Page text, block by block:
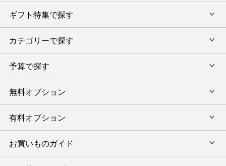
内祝い・お返し
結婚内祝い・引出物
出産内祝い・お返し
香典返し・法要引出物
新築内祝い・引越ご挨拶
入学内祝い
ギフト特集で探す
旅行カタログギフト
カタログギフトランキング
出産内祝 名入れ
今治タオル特集
カテゴリーで探す
カタログギフト
グルメ限定カタログギフト
グルメギフト
タオルギフト
予算で探す
カタログギフトを予算で選ぶ
タオルギフトを予算で選ぶ
その他のギフトを予算で選ぶ
無料オプション
ラッピング
のし
有料オプション
風呂敷
お買いものガイド